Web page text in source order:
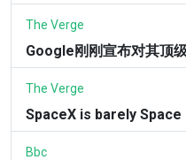
The Verge
Google刚刚宣布对其顶
The Verge
SpaceX is barely
Bbc